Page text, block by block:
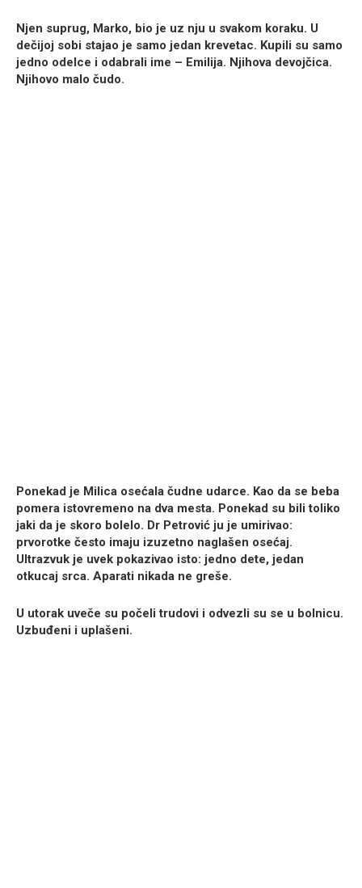
Njen suprug, Marko, bio je uz nju u svakom koraku. U
dečijoj sobi stajao je samo jedan krevetac. Kupili su samo
jedno odelce i odabrali ime – Emilija. Njihova devojčica.
Njihovo malo čudo.
Ponekad je Milica osećala čudne udarce. Kao da se beba
pomera istovremeno na dva mesta. Ponekad su bili toliko
jaki da je skoro bolelo. Dr Petrović ju je umirivao:
prvorotke često imaju izuzetno naglašen osećaj.
Ultrazvuk je uvek pokazivao isto: jedno dete, jedan
otkucaj srca. Aparati nikada ne greše.
U utorak uveče su počeli trudovi i odvezli su se u bolnicu.
Uzbuđeni i uplašeni.